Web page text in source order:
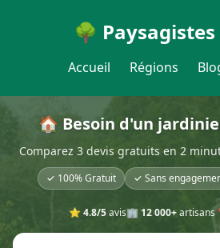
🌳
Accueil Régions
🏠 Besoin d'un
Comparez 3 devis gratuits en 2
✓ 100% Gratuit ✓ Sans
⭐ 4.8/5avis🏢 12 000+artisans